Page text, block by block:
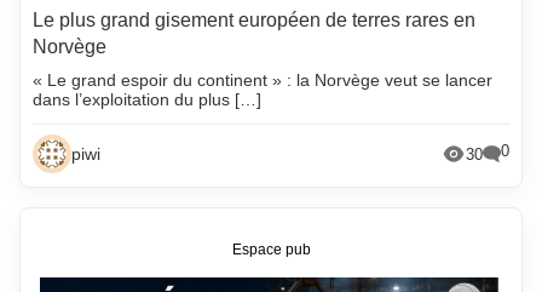
Le plus grand gisement européen de terres rares en
Norvège
« Le grand espoir du continent » : la Norvège veut se lancer
dans l’exploitation du plus […]
piwi 30 0
Espace pub